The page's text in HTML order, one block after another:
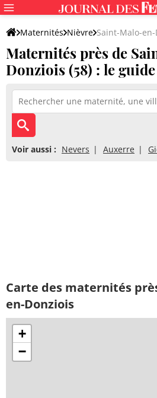
Maternités Nièvre Saint-Malo-
Maternités près de
Donziois (58) : le
Voir aussi : Nevers Auxerre
Carte des maternités
en-Donziois
+
−